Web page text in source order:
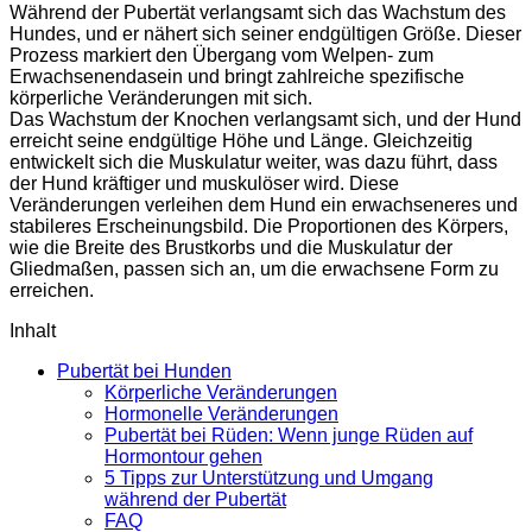
Während der Pubertät verlangsamt sich das Wachstum des
Hundes, und er nähert sich seiner endgültigen Größe. Dieser
Prozess markiert den Übergang vom Welpen- zum
Erwachsenendasein und bringt zahlreiche spezifische
körperliche Veränderungen mit sich.
Das Wachstum der Knochen verlangsamt sich, und der Hund
erreicht seine endgültige Höhe und Länge. Gleichzeitig
entwickelt sich die Muskulatur weiter, was dazu führt, dass
der Hund kräftiger und muskulöser wird. Diese
Veränderungen verleihen dem Hund ein erwachseneres und
stabileres Erscheinungsbild. Die Proportionen des Körpers,
wie die Breite des Brustkorbs und die Muskulatur der
Gliedmaßen, passen sich an, um die erwachsene Form zu
erreichen.
Inhalt
Pubertät bei Hunden
Körperliche Veränderungen
Hormonelle Veränderungen
Pubertät bei Rüden: Wenn junge Rüden auf
Hormontour gehen
5 Tipps zur Unterstützung und Umgang
während der Pubertät
FAQ